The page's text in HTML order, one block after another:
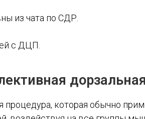
из чата по СДР.
с ДЦП.
которая обычно